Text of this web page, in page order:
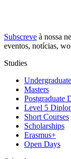
Subscreve à nossa
eventos, notícias,
Studies
Undergraduate
Masters
Postgraduate
Level 5
Short Courses
Scholarships
Erasmus+
Open Days